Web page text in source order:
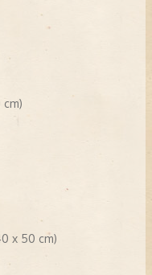
x 50 cm)